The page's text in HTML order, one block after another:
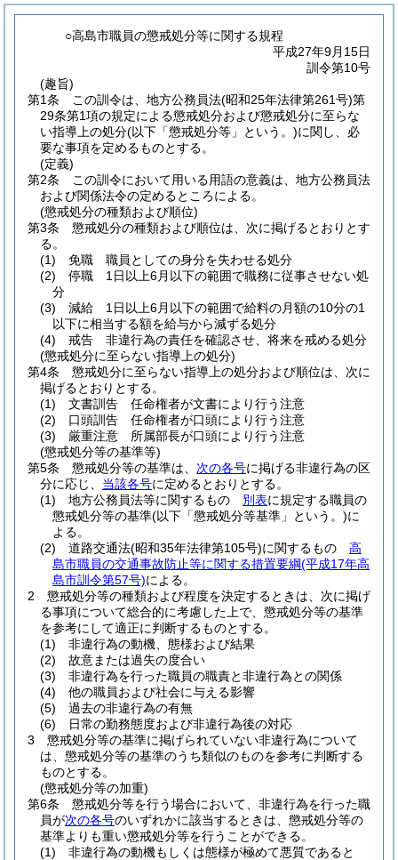
○高島市職員の懲戒処分等に関する規程
平成27年9月15日
訓令第10号
(趣旨)
第1条
この訓令は、地方公務員法(昭和25年法律第261号)第
29条第1項の規定による懲戒処分および懲戒処分に至らな
い指導上の処分(以下「懲戒処分等」という。)に関し、必
要な事項を定めるものとする。
(定義)
第2条
この訓令において用いる用語の意義は、地方公務員法
および関係法令の定めるところによる。
(懲戒処分の種類および順位)
第3条
懲戒処分の種類および順位は、次に掲げるとおりとす
る。
(1)
免職 職員としての身分を失わせる処分
(2)
停職 1日以上6月以下の範囲で職務に従事させない処
分
(3)
減給 1日以上6月以下の範囲で給料の月額の10分の1
以下に相当する額を給与から減ずる処分
(4)
戒告 非違行為の責任を確認させ、将来を戒める処分
(懲戒処分に至らない指導上の処分)
第4条
懲戒処分に至らない指導上の処分および順位は、次に
掲げるとおりとする。
(1)
文書訓告 任命権者が文書により行う注意
(2)
口頭訓告 任命権者が口頭により行う注意
(3)
厳重注意 所属部長が口頭により行う注意
(懲戒処分等の基準等)
第5条
懲戒処分等の基準は、 次の各号に掲げる非違行為の区
分に応じ、 当該各号に定めるとおりとする。
(1)
地方公務員法等に関するもの 別表に規定する職員の
懲戒処分等の基準(以下「懲戒処分等基準」という。)に
よる。
(2)
道路交通法(昭和35年法律第105号)に関するもの 高
島市職員の交通事故防止等に関する措置要綱(平成17年高
島市訓令第57号)による。
2
懲戒処分等の種類および程度を決定するときは、次に掲げ
る事項について総合的に考慮した上で、懲戒処分等の基準
を参考にして適正に判断するものとする。
(1)
非違行為の動機、態様および結果
(2)
故意または過失の度合い
(3)
非違行為を行った職員の職責と非違行為との関係
(4)
他の職員および社会に与える影響
(5)
過去の非違行為の有無
(6)
日常の勤務態度および非違行為後の対応
3
懲戒処分等の基準に掲げられていない非違行為について
は、懲戒処分等の基準のうち類似のものを参考に判断する
ものとする。
(懲戒処分等の加重)
第6条
懲戒処分等を行う場合において、非違行為を行った職
員が次の各号のいずれかに該当するときは、懲戒処分等の
基準よりも重い懲戒処分等を行うことができる。
(1)
非違行為の動機もしくは態様が極めて悪質であると